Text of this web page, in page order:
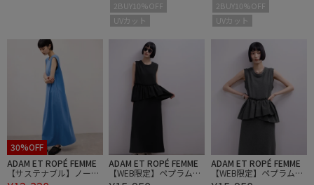
2BUY10%OFF
UVカット
2BUY10%OFF
UVカット
30%OFF
ADAM ET ROPÉ FEMME
【サステナブル】ノース
ADAM ET ROPÉ FEMME
【WEB限定】ペプラムロ
ADAM ET ROPÉ FEMME
【WEB限定】ペプラムロ